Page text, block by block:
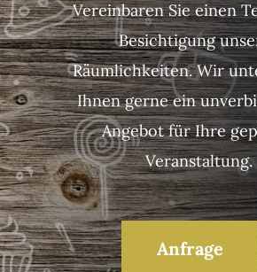
Vereinbaren Sie einen
Besichtigung
Räumlichkeiten. Wir
Ihnen gerne ein
Angebot für Ihre
Veranstaltung.
Anfrage